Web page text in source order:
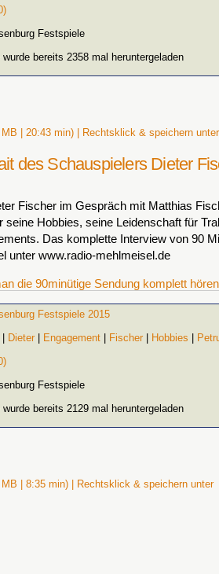
Festspiele
bereits 2358 mal heruntergeladen
| 20:43 min) | Rechtsklick & speichern unter
des Schauspielers Dieter
Fischer im Gespräch mit Matthias
seine Hobbies, seine Leidenschaft für
Das komplette Interview von 90
unter www.radio-mehlmeisel.de
die 90minütige Sendung komplett hören
Festspiele 2015
Dieter Engagement Fischer Hobbies
Festspiele
bereits 2129 mal heruntergeladen
| 8:35 min) | Rechtsklick & speichern unter